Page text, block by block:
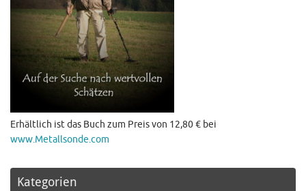
Erhältlich ist das Buch zum Preis von 12,80 € bei
www.Metallsonde.com
Kategorien